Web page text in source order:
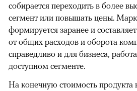
собирается переходить в более
сегмент или повышать цены.
формируется заранее и
от общих расходов и оборота
справедливо и для бизнеса,
доступном сегменте.
На конечную стоимость продукта